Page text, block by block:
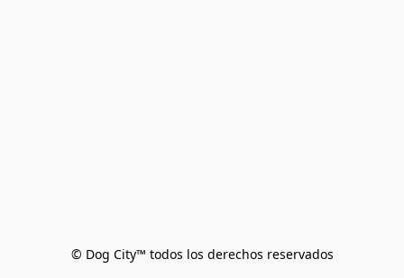
© Dog City™ todos los derechos reservados